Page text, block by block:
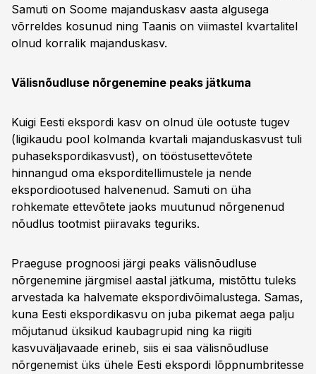
Samuti on Soome majanduskasv aasta algusega
võrreldes kosunud ning Taanis on viimastel kvartalitel
olnud korralik majanduskasv.
Välisnõudluse nõrgenemine peaks jätkuma
Kuigi Eesti ekspordi kasv on olnud üle ootuste tugev
(ligikaudu pool kolmanda kvartali majanduskasvust tuli
puhasekspordikasvust), on tööstusettevõtete
hinnangud oma eksporditellimustele ja nende
ekspordiootused halvenenud. Samuti on üha
rohkemate ettevõtete jaoks muutunud nõrgenenud
nõudlus tootmist piiravaks teguriks.
Praeguse prognoosi järgi peaks välisnõudluse
nõrgenemine järgmisel aastal jätkuma, mistõttu tuleks
arvestada ka halvemate ekspordivõimalustega. Samas,
kuna Eesti ekspordikasvu on juba pikemat aega palju
mõjutanud üksikud kaubagrupid ning ka riigiti
kasvuväljavaade erineb, siis ei saa välisnõudluse
nõrgenemist üks ühele Eesti ekspordi lõppnumbritesse